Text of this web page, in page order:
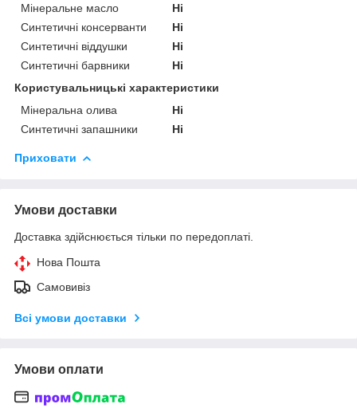
Мінеральне масло
Ні
Синтетичні консерванти
Ні
Синтетичні віддушки
Ні
Синтетичні барвники
Ні
Користувальницькі характеристики
Мінеральна олива
Ні
Синтетичні запашники
Ні
Приховати
Умови доставки
Доставка здійснюється тільки по передоплаті.
Нова Пошта
Самовивіз
Всі умови доставки
Умови оплати